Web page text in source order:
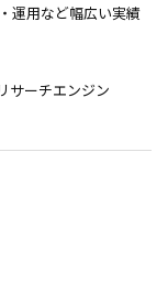
運用など幅広い実績
サーチエンジン